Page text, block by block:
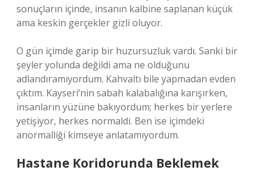
sonuçların içinde, insanın kalbine saplanan küçük
ama keskin gerçekler gizli oluyor.
O gün içimde garip bir huzursuzluk vardı. Sanki bir
şeyler yolunda değildi ama ne olduğunu
adlandıramıyordum. Kahvaltı bile yapmadan evden
çıktım. Kayseri’nin sabah kalabalığına karışırken,
insanların yüzüne bakıyordum; herkes bir yerlere
yetişiyor, herkes normaldi. Ben ise içimdeki
anormalliği kimseye anlatamıyordum.
Hastane Koridorunda Beklemek